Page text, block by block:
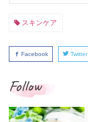
スキンケア
Facebook Twitter
Follow